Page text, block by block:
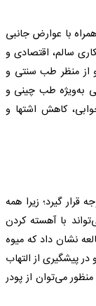
با عوارض جانبی
سالم، اقتصادی و
از منظر طب سنتی و
به‌ویژه طب چینی و
کاهش اشتها و
قرار گیرد؛ زیرا همه
با آهسته کردن
نشان داد که میوه
پیشگیری از التهاب
می‌توان از پودر